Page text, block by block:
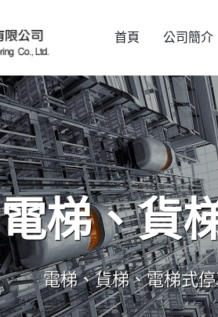
首頁 公司簡介
電梯、貨
電梯、貨梯、電梯式